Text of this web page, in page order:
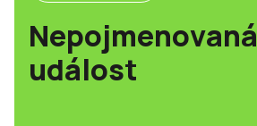
Nepojmenovaná
událost